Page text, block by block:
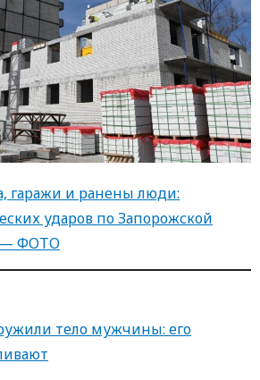
гаражи и ранены люди:
ударов по Запорожской
— ФОТО
тело мужчины: его